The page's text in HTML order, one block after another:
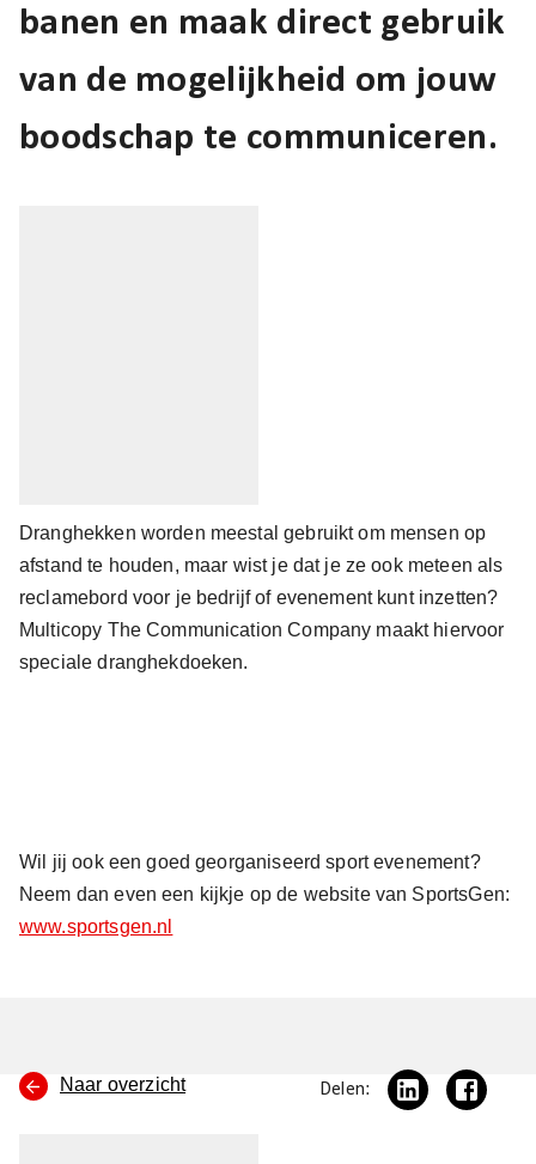
banen en maak direct gebruik
van de mogelijkheid om jouw
boodschap te communiceren.
Dranghekken worden meestal gebruikt om mensen op
afstand te houden, maar wist je dat je ze ook meteen als
reclamebord voor je bedrijf of evenement kunt inzetten?
Multicopy The Communication Company maakt hiervoor
speciale dranghekdoeken.
Wil jij ook een goed georganiseerd sport evenement?
Neem dan even een kijkje op de website van SportsGen:
www.sportsgen.nl
Naar overzicht Delen: